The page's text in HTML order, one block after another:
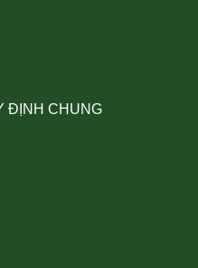
ĐỊNH CHUNG